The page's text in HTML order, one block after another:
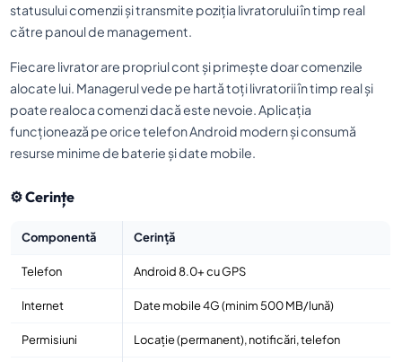
statusului comenzii și transmite poziția livratorului în timp real
către panoul de management.
Fiecare livrator are propriul cont și primește doar comenzile
alocate lui. Managerul vede pe hartă toți livratorii în timp real și
poate realoca comenzi dacă este nevoie. Aplicația
funcționează pe orice telefon Android modern și consumă
resurse minime de baterie și date mobile.
⚙️ Cerințe
Componentă Cerință
Telefon Android 8.0+ cu GPS
Internet Date mobile 4G (minim 500 MB/lună)
Permisiuni Locație (permanent), notificări, telefon